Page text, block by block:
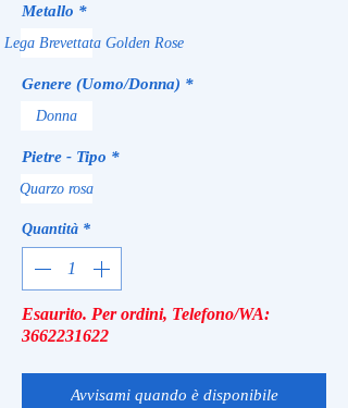
Metallo *
Brevettata Golden Rose
Genere (Uomo/Donna) *
Donna
Pietre - Tipo *
Quarzo rosa
Quantità *
Esaurito. Per ordini, Telefono/WA:
3662231622
Avvisami quando è disponibile